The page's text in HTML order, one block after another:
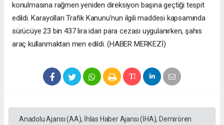
konulmasına rağmen yeniden direksiyon başına geçtiği tespit
edildi. Karayolları Trafik Kanunu’nun ilgili maddesi kapsamında
sürücüye 23 bin 437 lira idari para cezası uygulanırken, şahıs
araç kullanmaktan men edildi. (HABER MERKEZİ)
Anadolu Ajansı (AA), İhlas Haber Ajansı (İHA), Demirören